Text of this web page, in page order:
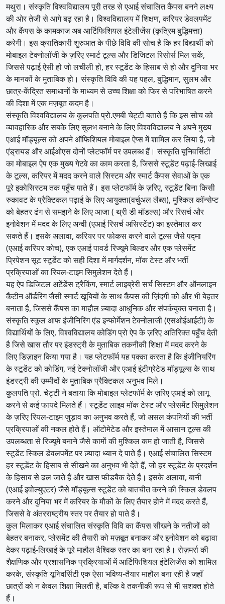
मथुरा। संस्कृति विश्वविद्यालय पूरी तरह से एआई संचालित कैंपस बनने लक्ष्य
की ओर तेजी से आगे बढ़ रहा है। विश्वविद्यालय में शिक्षण, करियर डेवलपमेंट
और कैंपस के कामकाज अब आर्टिफिशियल इंटेलीजेंस (कृत्रिम बुद्धिमत्ता)
करेगी। इस क्रातिकारी शुरुआत के पीछे विवि की सोच है कि हर विद्यार्थी को
मोबाइल टेक्नोलॉजी के ज़रिए स्मार्ट टूल्स और डिजिटल रिसोर्स मिल सकें,
जिससे पढ़ाई ऐसी हो जो लचीली हो, हर स्टूडेंट के हिसाब से हो और दुनिया भर
के मानकों के मुताबिक हो। संस्कृति विवि की यह पहल, बुद्धिमान, सुलभ और
छात्र-केंद्रित समाधानों के माध्यम से उच्च शिक्षा को फिर से परिभाषित करने
की दिशा में एक मज़बूत कदम है।
संस्कृति विश्वविद्यालय के कुलपति प्रो.एमबी चेट्टी बताते हैं कि इस सोच को
व्यावहारिक और सबके लिए सुलभ बनाने के लिए विश्वविद्यालय ने अपने मुख्य
एआई मॉड्यूल्स को अपने ऑफिशियल मोबाइल ऐप्स में शामिल कर लिया है, जो
एंड्रायड और आईओएस दोनों प्लेटफॉर्म पर उपलब्ध हैं। संस्कृति यूनिवर्सिटी
का मोबाइल ऐप एक मुख्य गेटवे का काम करता है, जिससे स्टूडेंट पढ़ाई-लिखाई
के टूल्स, करियर में मदद करने वाले सिस्टम और स्मार्ट कैंपस सेवाओं के एक
पूरे इकोसिस्टम तक पहुँच पाते हैं। इस प्लेटफॉर्म के ज़रिए, स्टूडेंट बिना किसी
रुकावट के प्रैक्टिकल पढ़ाई के लिए आयुक्ता(वर्चुअल लैब्स), मुश्किल कॉन्सेप्ट
को बेहतर ढंग से समझने के लिए आजा ( थ्री डी मॉडल्स) और रिसर्च और
इनोवेशन में मदद के लिए अन्वी (एआई रिसर्च असिस्टेंट) का इस्तेमाल कर
सकते हैं। इसके अलावा, करियर पर फोकस करने वाले टूल्स जैसे पद्मा
(एआई करियर कोच), एक एआई पावर्ड रिज्यूमे बिल्डर और एक प्लेसमेंट
प्रिपेशन सूट स्टूडेंट को सही दिशा में मार्गदर्शन, मॉक टेस्ट और भर्ती
प्रक्रियाओं का रियल-टाइम सिमुलेशन देते हैं।
यह ऐप डिजिटल अटेंडेंस ट्रैकिंग, स्मार्ट लाइब्रेरी सर्च सिस्टम और ऑनलाइन
कैंटीन ऑर्डरिंग जैसी स्मार्ट खूबियों के साथ कैंपस की ज़िंदगी को और भी बेहतर
बनाता है, जिससे कैंपस का माहौल ज़्यादा आधुनिक और संपर्कयुक्त बनाता है।
संस्कृति स्कूल आफ इंजीनिरिंग एंड इन्फोर्मेशन टेक्नोलाजी (एसओईआईटी) के
विद्यार्थियों के लिए, विश्वविद्यालय कोडिंग प्रो ऐप के ज़रिए अतिरिक्त पहुँच देती
है जिसे खास तौर पर इंडस्ट्री के मुताबिक तकनीकी शिक्षा में मदद करने के
लिए डिज़ाइन किया गया है। यह प्लेटफॉर्म यह पक्का करता है कि इंजीनियरिंग
के स्टूडेंट को कोडिंग, नई टेक्नोलॉजी और एआई इंटीग्रेटेड मॉड्यूल्स के साथ
इंडस्ट्री की उम्मीदों के मुताबिक प्रैक्टिकल अनुभव मिले।
कुलपति प्रो. चेट्टी ने बताया कि मोबाइल प्लेटफॉर्म के ज़रिए एआई को लागू
करने से कई फायदे मिलते हैं। स्टूडेंट लाइव मॉक टेस्ट और प्लेसमेंट सिमुलेशन
के ज़रिए रियल-टाइम जुड़ाव का अनुभव करते हैं, जो असल कंपनियों की भर्ती
प्रक्रियाओं की नकल होते हैं। ऑटोमेटेड और इस्तेमाल में आसान टूल्स की
उपलब्धता से रिज्यूमे बनाने जैसे कामों की मुश्किल कम हो जाती है, जिससे
स्टूडेंट स्किल डेवलपमेंट पर ज़्यादा ध्यान दे पाते हैं। एआई संचालित सिस्टम
हर स्टूडेंट के हिसाब से सीखने का अनुभव भी देते हैं, जो हर स्टूडेंट के प्रदर्शन
के हिसाब से ढल जाते हैं और खास फीडबैक देते हैं। इसके अलावा, बानी
(एआई इवोल्युएटर) जैसे मॉड्यूल्स स्टूडेंट को बातचीत करने की स्किल डेवलप
करने और दुनिया भर में करियर के मौकों के लिए तैयार होने में मदद करते हैं,
जिससे वे अंतरराष्ट्रीय स्तर पर तैयार हो पाते हैं।
कुल मिलाकर एआई संचालित संस्कृति विवि का कैंपस सीखने के नतीजों को
बेहतर बनाकर, प्लेसमेंट की तैयारी को मज़बूत बनाकर और इनोवेशन को बढ़ावा
देकर पढ़ाई-लिखाई के पूरे माहौल वैश्विक स्तर का बना रहा है। रोज़मर्रा की
शैक्षणिक और प्रशासनिक प्रक्रियाओं में आर्टिफिशियल इंटेलिजेंस को शामिल
करके, संस्कृति यूनिवर्सिटी एक ऐसा भविष्य-तैयार माहौल बना रही है जहाँ
छात्रों को न केवल शिक्षा मिलती है, बल्कि वे तकनीकी रूप से भी सशक्त होते
हैं।